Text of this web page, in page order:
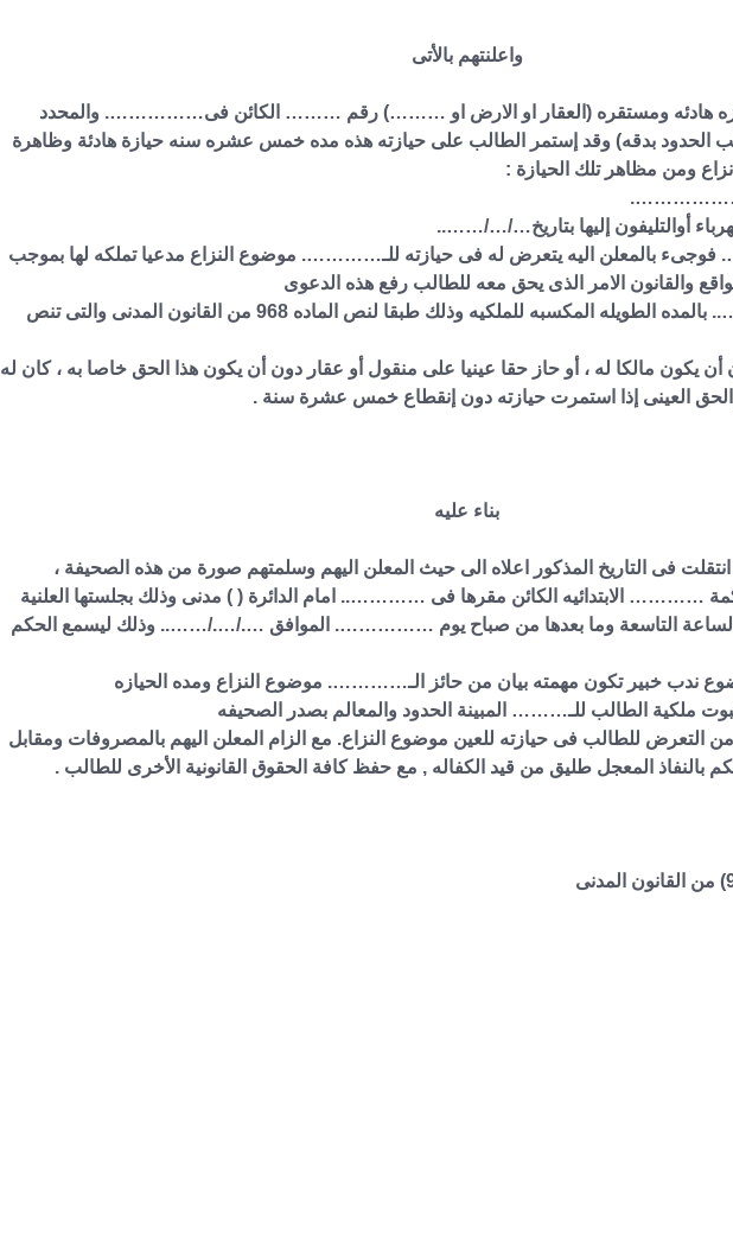
واعلنتهم بالأتى
هادئه ومستقره (العقار او الارض او ………) رقم ……… الكائن فى……………. والمحدد
بدقه) وقد إستمر الطالب على حيازته هذه مده خمس عشره سنه حيازة هادئة وظاهرة
نزاع ومن مظاهر تلك الحيازة :
فوجىء بالمعلن اليه يتعرض له فى حيازته للـ…………. موضوع النزاع مدعيا تملكه لها بموجب
والقانون الامر الذى يحق معه للطالب رفع هذه الدعوى
بثبوت ملكيته للـ…………….. بالمده الطويله المكسبه للملكيه وذلك طبقا لنص الماده 968 من القانون المدنى والتى تنص
أن يكون مالكا له ، أو حاز حقا عينيا على منقول أو عقار دون أن يكون هذا الحق خاصا به ، كان له
العينى إذا استمرت حيازته دون إنقطاع خمس عشرة سنة .
بناء عليه
فى التاريخ المذكور اعلاه الى حيث المعلن اليهم وسلمتهم صورة من هذه الصحيفة ،
………… الابتدائيه الكائن مقرها فى ………….. امام الدائرة ( ) مدنى وذلك بجلستها العلنية
الساعة التاسعة وما بعدها من صباح يوم ……………. الموافق …./…./…….. وذلك ليسمع الحكم
ندب خبير تكون مهمته بيان من حائز الـ…………. موضوع النزاع ومده الحيازه
ملكية الطالب للـ……… المبينة الحدود والمعالم بصدر الصحيفه
من التعرض للطالب فى حيازته للعين موضوع النزاع. مع الزام المعلن اليهم بالمصروفات ومقابل
بالنفاذ المعجل طليق من قيد الكفاله , مع حفظ كافة الحقوق القانونية الأخرى للطالب .